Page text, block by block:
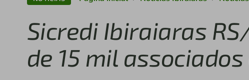
Sicredi Ibiraiaras
de 15 mil